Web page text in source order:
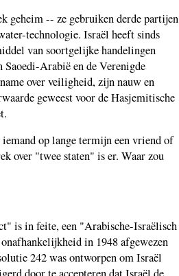
geheim -- ze gebruiken derde partijen
technologie. Israël heeft sinds
van soortgelijke handelingen
Saoedi-Arabië en de Verenigde
over veiligheid, zijn nauw en
geweest voor de Hasjemitische
op lange termijn een vriend of
over "twee staten" is er. Waar zou
is in feite, een "Arabische-Israëlisch
in 1948 afgewezen
242 was ontworpen om Israël